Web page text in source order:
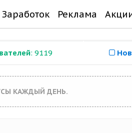
Заработок Реклама
: 9119
КАЖДЫЙ ДЕНЬ.